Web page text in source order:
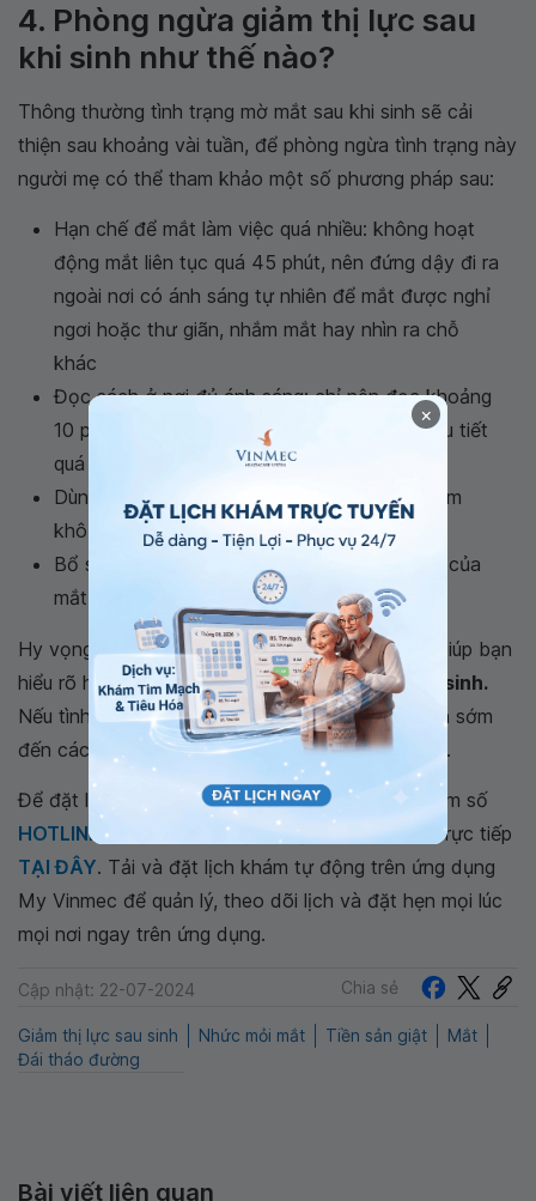
4. Phòng ngừa giảm thị lực sau
khi sinh như thế nào?
Thông thường tình trạng mờ mắt sau khi sinh sẽ cải
thiện sau khoảng vài tuần, để phòng ngừa tình trạng này
người mẹ có thể tham khảo một số phương pháp sau:
Hạn chế để mắt làm việc quá nhiều: không hoạt
động mắt liên tục quá 45 phút, nên đứng dậy đi ra
ngoài nơi có ánh sáng tự nhiên để mắt được nghỉ
ngơi hoặc thư giãn, nhắm mắt hay nhìn ra chỗ
khác
Đọc sách ở nơi đủ ánh sáng: chỉ nên đọc khoảng
10 phút rồi tạm nghỉ một lúc để không bị điều tiết
quá lâu
Dùng thuốc nhỏ mắt để làm sạch và tránh làm
khô mắt
Bổ sung Omega 3,6,9 để trợ giúp hoạt động của
mắt
Hy vọng những thông tin trong bài viết trên đã giúp bạn
hiểu rõ hơn về tình trạngnhức mỏi mắt sau khi sinh.
Nếu tình trạng nhức mỏi kéo dài, người bệnh nên sớm
đến các trung tâm y tế để thăm khám và điều trị.
Để đặt lịch khám tại viện, Quý khách vui lòng bấm số
HOTLINE , đặt mua GÓI DỊCH VỤ
hoặc đặt lịch trực tiếp
TẠI ĐÂY. Tải và đặt lịch khám tự động trên ứng dụng
My Vinmec để quản lý, theo dõi lịch và đặt hẹn mọi lúc
mọi nơi ngay trên ứng dụng.
Cập nhật: 22-07-2024 Chia sẻ
Giảm thị lực sau sinh Nhức mỏi mắt Tiền sản giật
Mắt
Đái tháo đường
Bài viết liên quan
×